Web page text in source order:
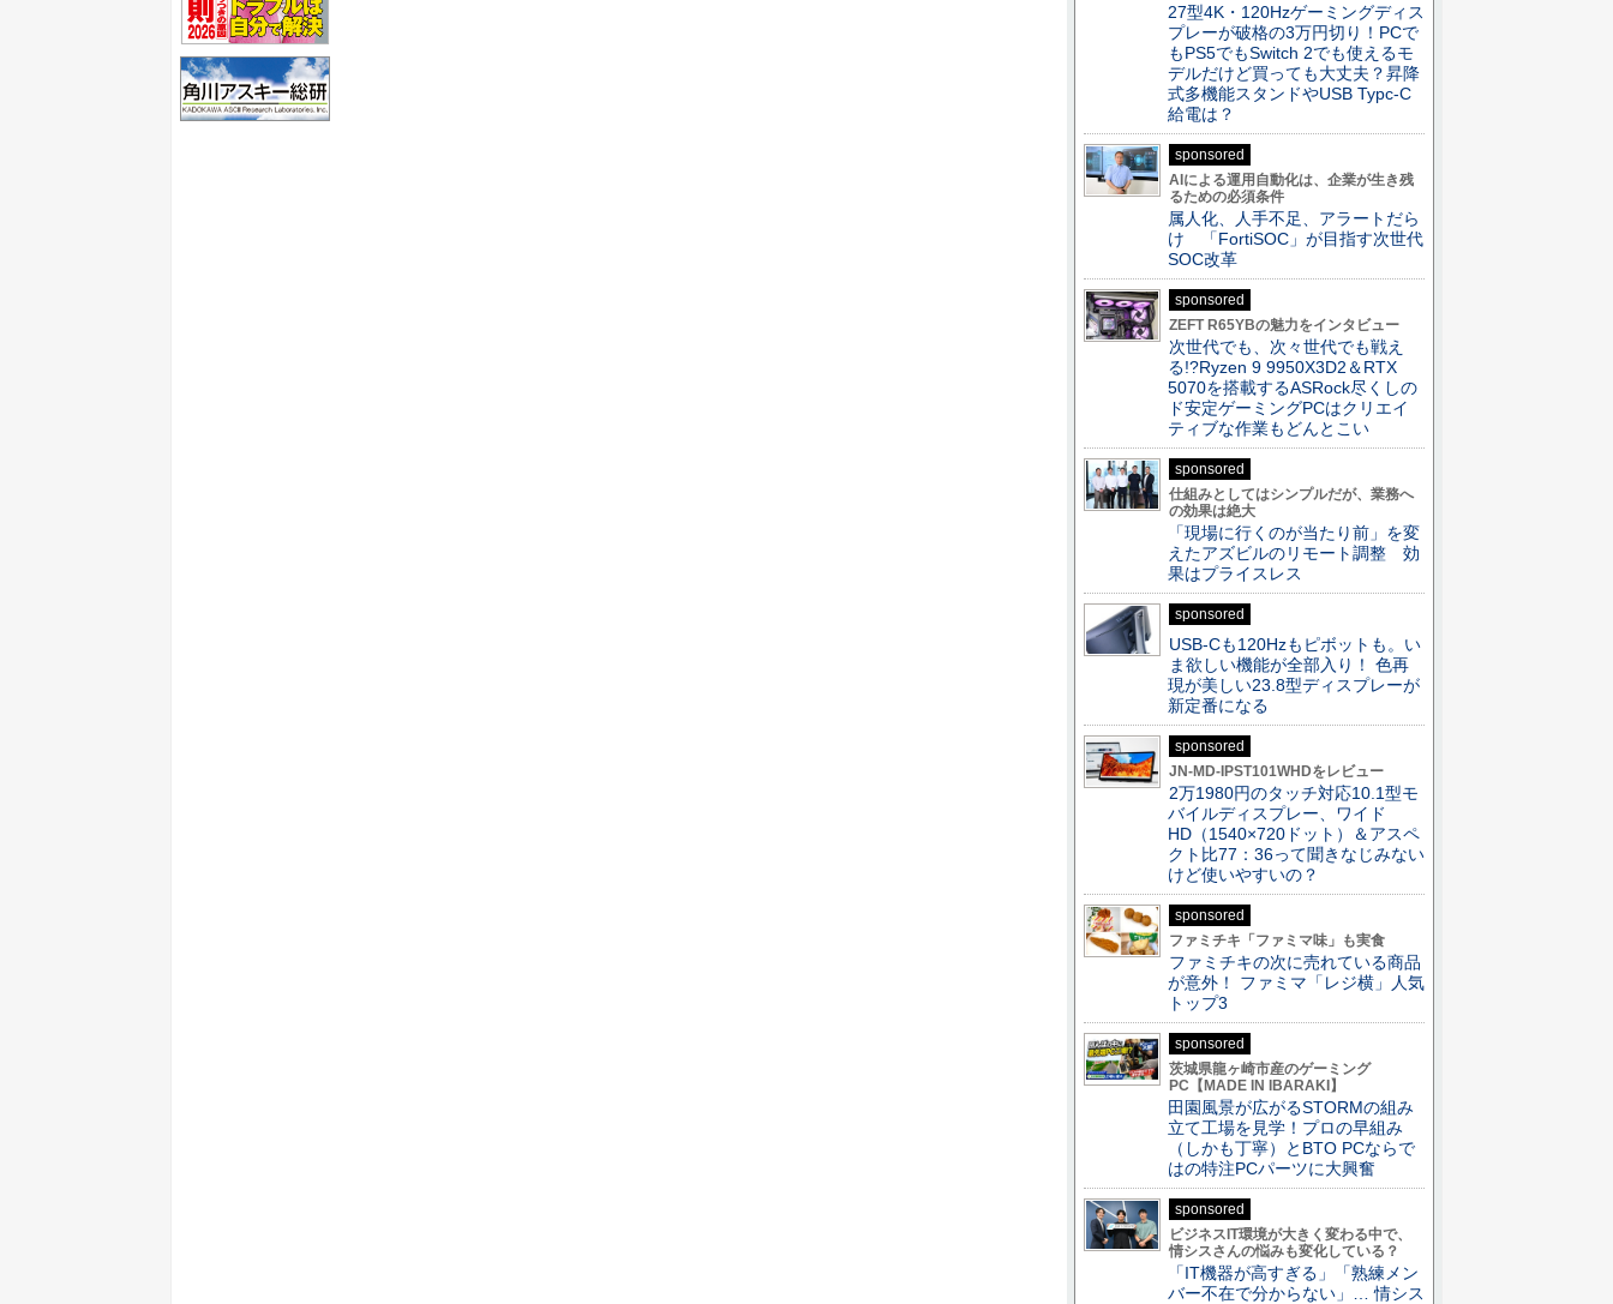
27型4K・120Hzゲーミングディス
プレーが破格の3万円切り！PCで
もPS5でもSwitch 2でも使えるモ
デルだけど買っても大丈夫？昇降
式多機能スタンドやUSB Typc-C
給電は？
sponsored
AIによる運用自動化は、企業が生き残
るための必須条件
属人化、人手不足、アラートだら
け 「FortiSOC」が目指す次世代
SOC改革
sponsored
ZEFT R65YBの魅力をインタビュー
次世代でも、次々世代でも戦え
る!?Ryzen 9 9950X3D2＆RTX
5070を搭載するASRock尽くしの
ド安定ゲーミングPCはクリエイ
ティブな作業もどんとこい
sponsored
仕組みとしてはシンプルだが、業務へ
の効果は絶大
「現場に行くのが当たり前」を変
えたアズビルのリモート調整 効
果はプライスレス
sponsored
USB-Cも120Hzもピボットも。い
ま欲しい機能が全部入り！ 色再
現が美しい23.8型ディスプレーが
新定番になる
sponsored
JN-MD-IPST101WHDをレビュー
2万1980円のタッチ対応10.1型モ
バイルディスプレー、ワイド
HD（1540×720ドット）＆アスペ
クト比77：36って聞きなじみない
けど使いやすいの？
sponsored
ファミチキ「ファミマ味」も実食
ファミチキの次に売れている商品
が意外！ ファミマ「レジ横」人気
トップ3
sponsored
茨城県龍ヶ崎市産のゲーミング
PC【MADE IN IBARAKI】
田園風景が広がるSTORMの組み
立て工場を見学！プロの早組み
（しかも丁寧）とBTO PCならで
はの特注PCパーツに大興奮
sponsored
ビジネスIT環境が大きく変わる中で、
情シスさんの悩みも変化している？
「IT機器が高すぎる」「熟練メン
バー不在で分からない」… 情シス